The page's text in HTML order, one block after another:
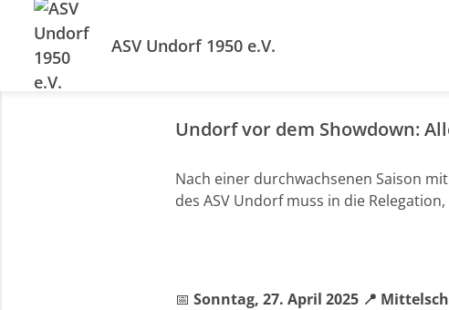
ASV Undorf 1950 e.V.
Undorf vor dem Showdown:
Nach einer durchwachsenen Saison
des ASV Undorf muss in die
📅 Sonntag, 27. April 2025 📍